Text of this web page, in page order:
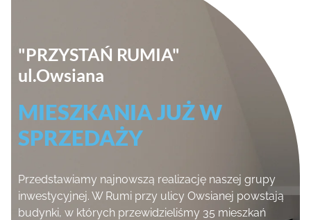
"PRZYSTAŃ RUMIA"
ul.Owsiana
MIESZKANIA JUŻ W
SPRZEDAŻY
Przedstawiamy najnowszą realizację naszej grupy
inwestycyjnej. W Rumi przy ulicy Owsianej powstają
budynki, w których przewidzieliśmy 35 mieszkań